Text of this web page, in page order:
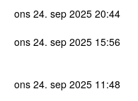
ons 24. sep 2025 20:44
ons 24. sep 2025 15:56
ons 24. sep 2025 11:48